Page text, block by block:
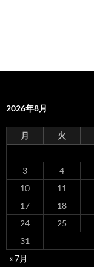
2026年8月
月 火
3
4
10
11
17
18
24
25
31
« 7月